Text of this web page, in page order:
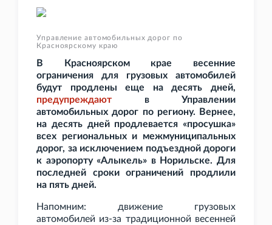
Управление автомобильных дорог по
Красноярскому краю
В Красноярском крае весенние
ограничения для грузовых автомобилей
будут продлены еще на десять дней,
предупреждают в Управлении
автомобильных дорог по региону. Вернее,
на десять дней продлевается «просушка»
всех региональных и межмуниципальных
дорог, за исключением подъездной дороги
к аэропорту «Алыкель» в Норильске. Для
последней сроки ограничений продлили
на пять дней.
Напомним: движение грузовых
автомобилей из-за традиционной весенней